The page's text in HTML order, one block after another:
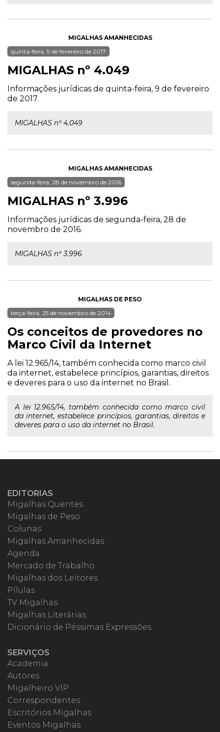
MIGALHAS AMANHECIDAS
quinta-feira, 9 de fevereiro de 2017
MIGALHAS nº 4.049
Informações jurídicas de quinta-feira, 9 de fevereiro
de 2017.
MIGALHAS nº 4.049
MIGALHAS AMANHECIDAS
segunda-feira, 28 de novembro de 2016
MIGALHAS nº 3.996
Informações jurídicas de segunda-feira, 28 de
novembro de 2016.
MIGALHAS nº 3.996
MIGALHAS DE PESO
terça-feira, 25 de novembro de 2014
Os conceitos de provedores no
Marco Civil da Internet
A lei 12.965/14, também conhecida como marco civil
da internet, estabelece princípios, garantias, direitos
e deveres para o uso da internet no Brasil.
A lei 12.965/14, também conhecida como marco civil
da internet, estabelece princípios, garantias, direitos e
deveres para o uso da internet no Brasil.
EDITORIAS
Migalhas Quentes
Migalhas de Peso
Colunas
Migalhas Amanhecidas
Agenda
Mercado de Trabalho
Migalhas dos Leitores
Pílulas
TV Migalhas
Migalhas Literárias
Dicionário de Péssimas Expressões
SERVIÇOS
Academia
Autores
Migalheiro VIP
Correspondentes
Escritórios Migalhas
Eventos Migalhas